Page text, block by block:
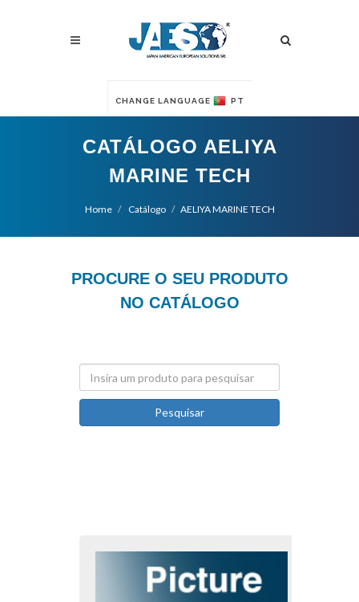
CHANGE LANGUAGE PT
CATÁLOGO AELIYA
MARINE TECH
Home Catálogo AELIYA MARINE TECH
PROCURE O SEU PRODUTO
NO CATÁLOGO
Pesquisar